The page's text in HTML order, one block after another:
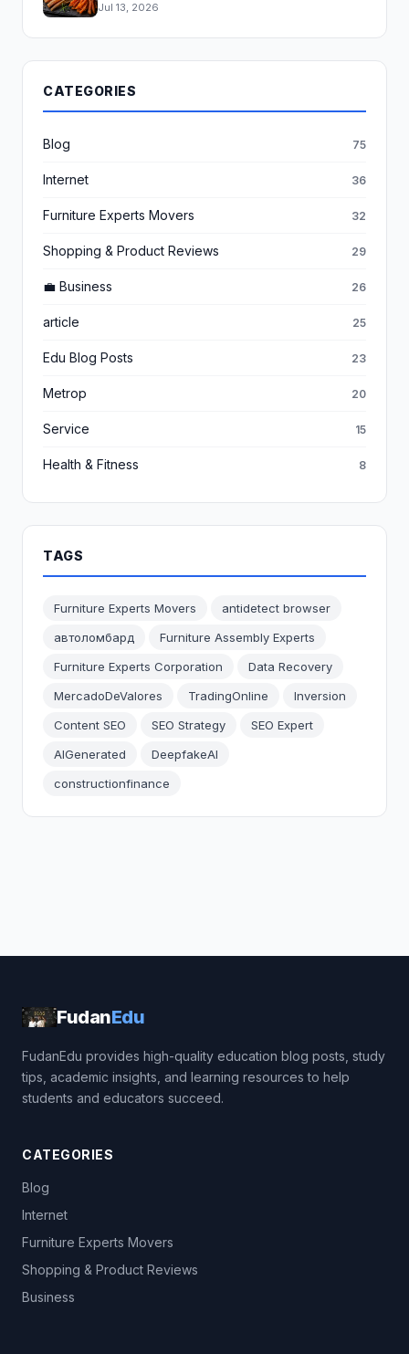
Jul 13, 2026
CATEGORIES
Blog 75
Internet 36
Furniture Experts Movers 32
Shopping & Product Reviews 29
💼 Business 26
article 25
Edu Blog Posts 23
Metrop 20
Service 15
Health & Fitness 8
TAGS
Furniture Experts Movers
antidetect browser
автоломбард
Furniture Assembly Experts
Furniture Experts Corporation
Data Recovery
MercadoDeValores
TradingOnline
Inversion
Content SEO
SEO Strategy
SEO Expert
AIGenerated
DeepfakeAI
constructionfinance
FudanEdu
FudanEdu provides high-quality education blog posts, study
tips, academic insights, and learning resources to help
students and educators succeed.
CATEGORIES
Blog
Internet
Furniture Experts Movers
Shopping & Product Reviews
Business